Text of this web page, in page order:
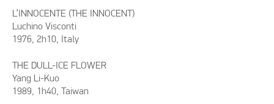
L’INNOCENTE (THE INNOCENT)
Luchino Visconti
1976, 2h10, Italy
THE DULL-ICE FLOWER
Yang Li-Kuo
1989, 1h40, Taiwan